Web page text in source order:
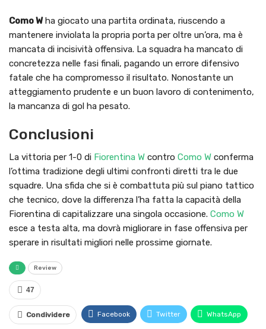
Como Wha giocato una partita ordinata, riuscendo a
mantenere inviolata la propria porta per oltre un’ora, ma è
mancata di incisività offensiva. La squadra ha mancato di
concretezza nelle fasi finali, pagando un errore difensivo
fatale che ha compromesso il risultato. Nonostante un
atteggiamento prudente e un buon lavoro di contenimento,
la mancanza di gol ha pesato.
Conclusioni
La vittoria per 1-0 di Fiorentina W contro Como W conferma
l’ottima tradizione degli ultimi confronti diretti tra le due
squadre. Una sfida che si è combattuta più sul piano tattico
che tecnico, dove la differenza l’ha fatta la capacità della
Fiorentina di capitalizzare una singola occasione. Como W
esce a testa alta, ma dovrà migliorare in fase offensiva per
sperare in risultati migliori nelle prossime giornate.
Review
47
Condividere Facebook Twitter WhatsApp